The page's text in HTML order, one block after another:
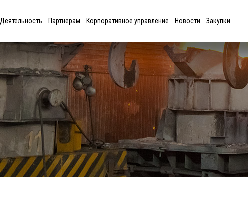
Деятельность Партнерам Корпоративное управление Новости Закупки